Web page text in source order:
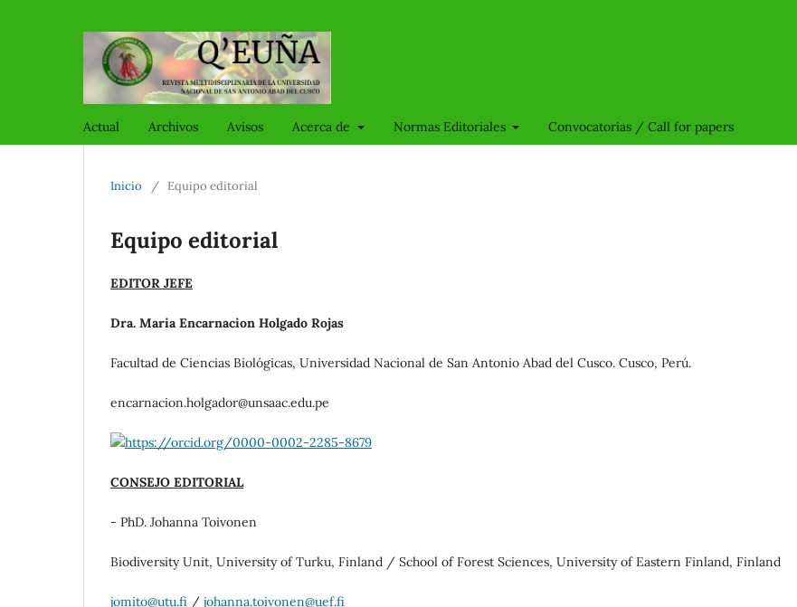
Actual Archivos Avisos Acerca de Normas Editoriales Convocatorias / Call for papers
Inicio / Equipo editorial
Equipo editorial
EDITOR JEFE
Dra. Maria Encarnacion Holgado Rojas
Facultad de Ciencias Biológicas, Universidad Nacional de San Antonio Abad del Cusco. Cusco, Perú.
encarnacion.holgador@unsaac.edu.pe
https://orcid.org/0000-0002-2285-8679
CONSEJO EDITORIAL
- PhD. Johanna Toivonen
Biodiversity Unit, University of Turku, Finland / School of Forest Sciences, University of Eastern Finland, Finland
jomito@utu.fi / johanna.toivonen@uef.fi